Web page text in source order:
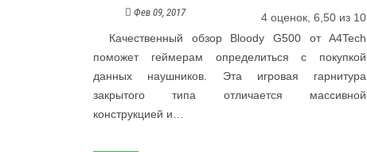
4 оценок, 6,50 из 10
Фев 09, 2017
Качественный обзор Bloody G500 от A4Tech
поможет геймерам определиться с покупкой
данных наушников. Эта игровая гарнитура
закрытого типа отличается массивной
конструкцией и…